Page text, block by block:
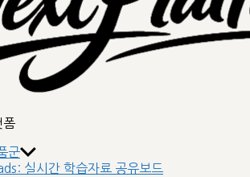
폼
군
실시간 학습자료 공유보드